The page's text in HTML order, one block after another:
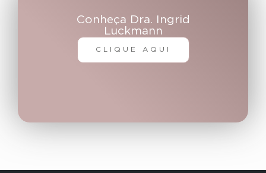
Conheça Dra. Ingrid
Luckmann
CLIQUE AQUI